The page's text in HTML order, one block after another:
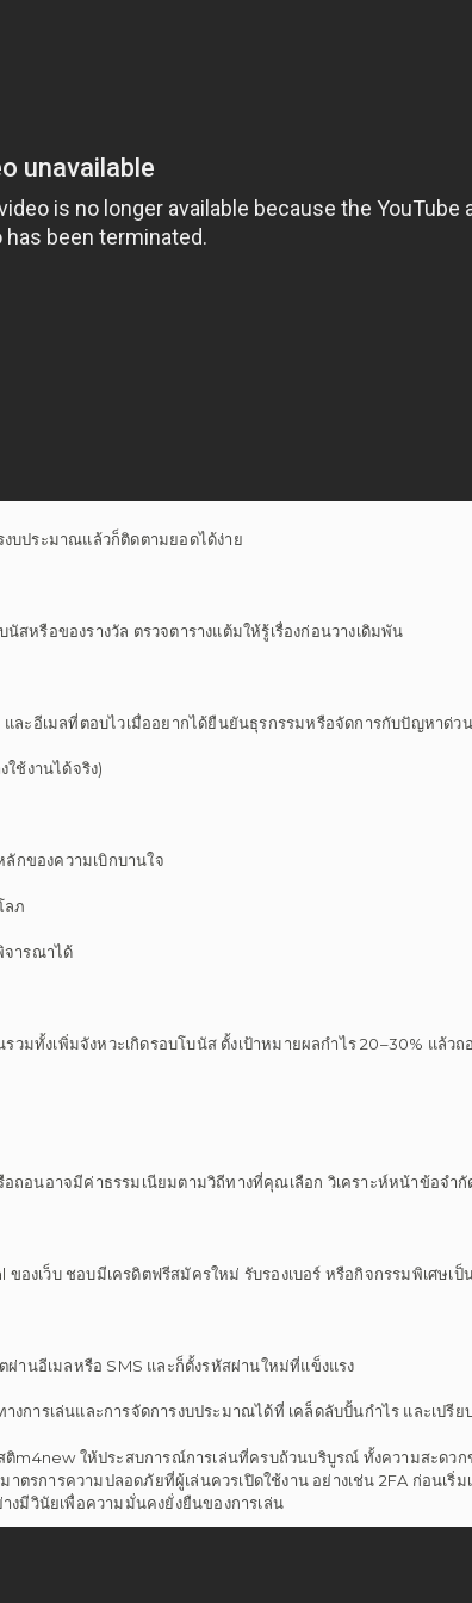
บประมาณแล้วก็ติดตามยอดได้ง่าย
สหรือของรางวัล ตรวจตารางแต้มให้รู้เรื่องก่อนวางเดิมพัน
ละอีเมลที่ตอบไวเมื่ออยากได้ยืนยันธุรกรรมหรือจัดการกับปัญหาด่วน
ใช้งานได้จริง)
กของความเบิกบานใจ
ลภ
จารณาได้
รวมทั้งเพิ่มจังหวะเกิดรอบโบนัส ตั้งเป้าหมายผลกำไร 20–30% แล้ว
ถอนอาจมีค่าธรรมเนียมตามวิถีทางที่คุณเลือก วิเคราะห์หน้าข้อจำ
องเว็บ ชอบมีเครดิตฟรีสมัครใหม่ รับรองเบอร์ หรือกิจกรรมพิเศษเป็
ผ่านอีเมลหรือ SMS และก็ตั้งรหัสผ่านใหม่ที่แข็งแรง
งการเล่นและการจัดการงบประมาณได้ที่ เคล็ดลับปั้นกำไร และเปรี
m4new ให้ประสบการณ์การเล่นที่ครบถ้วนบริบูรณ์ ทั้งความสะด
าตรการความปลอดภัยที่ผู้เล่นควรเปิดใช้งาน อย่างเช่น 2FA ก่อนเ
งมีวินัยเพื่อความมั่นคงยั่งยืนของการเล่น